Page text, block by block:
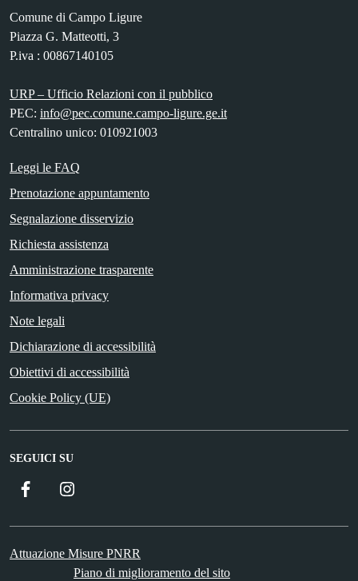
Comune di Campo Ligure
Piazza G. Matteotti, 3
P.iva : 00867140105
URP – Ufficio Relazioni con il pubblico
PEC: info@pec.comune.campo-ligure.ge.it
Centralino unico: 010921003
Leggi le FAQ
Prenotazione appuntamento
Segnalazione disservizio
Richiesta assistenza
Amministrazione trasparente
Informativa privacy
Note legali
Dichiarazione di accessibilità
Obiettivi di accessibilità
Cookie Policy (UE)
SEGUICI SU
Facebook
Attuazione Misure PNRR
Piano di miglioramento del sito